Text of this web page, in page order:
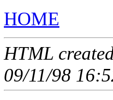
HOME
HTML
09/11/98